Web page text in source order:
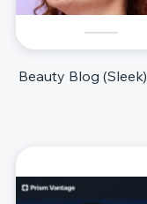
Beauty Blog (Sleek)